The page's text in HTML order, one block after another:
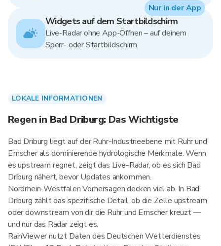
Widgets auf dem Startbildschirm
Live-Radar ohne App-Öffnen – auf deinem
Sperr- oder Startbildschirm.
Nur in der App
LOKALE INFORMATIONEN
Regen in Bad Driburg: Das Wichtigste
Bad Driburg liegt auf der Ruhr-Industrieebene mit Ruhr und
Emscher als dominierende hydrologische Merkmale. Wenn
es upstream regnet, zeigt das Live-Radar, ob es sich Bad
Driburg nähert, bevor Updates ankommen.
Nordrhein-Westfalen Vorhersagen decken viel ab. In Bad
Driburg zählt das spezifische Detail, ob die Zelle upstream
oder downstream von dir die Ruhr und Emscher kreuzt —
und nur das Radar zeigt es.
RainViewer nutzt Daten des Deutschen Wetterdienstes